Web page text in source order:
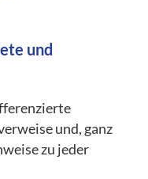
und
und, ganz
zu jeder